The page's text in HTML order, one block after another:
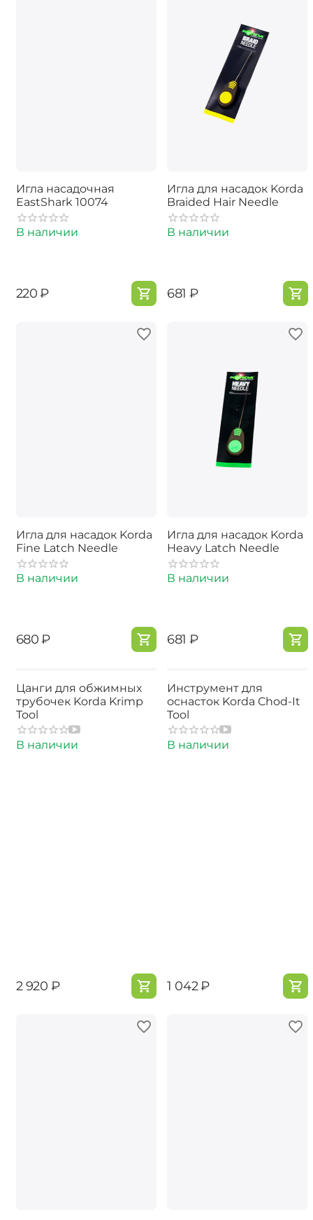
Игла насадочная
EastShark 10074
В наличии
‍220‍ ₽
Игла для насадок Korda
Braided Hair Needle
В наличии
‍681‍ ₽
Игла для насадок Korda
Fine Latch Needle
В наличии
‍680‍ ₽
Игла для насадок Korda
Heavy Latch Needle
В наличии
‍681‍ ₽
Цанги для обжимных
трубочек Korda Krimp
Tool
В наличии
‍2 920‍ ₽
Инструмент для
оснасток Korda Chod-It
Tool
В наличии
‍1 042‍₽